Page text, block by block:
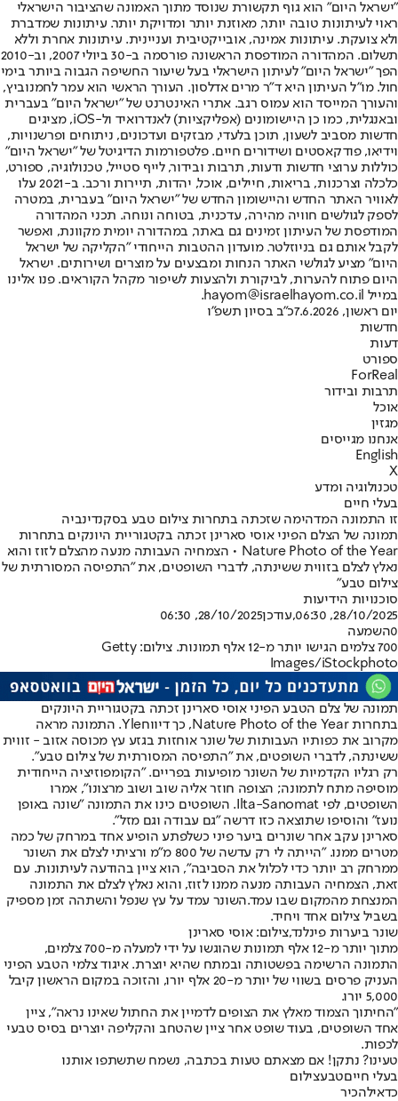
"ישראל היום" הוא גוף תקשורת שנוסד מתוך האמונה שהציבור הישראלי
ראוי לעיתונות טובה יותר, מאוזנת יותר ומדויקת יותר. עיתונות שמדברת
ולא צועקת. עיתונות אמינה, אובייקטיבית ועניינית. עיתונות אחרת וללא
תשלום. המהדורה המודפסת הראשונה פורסמה ב-30 ביולי 2007, וב-2010
הפך "ישראל היום" לעיתון הישראלי בעל שיעור החשיפה הגבוה ביותר בימי
חול. מו"ל העיתון היא ד"ר מרים אדלסון. העורך הראשי הוא עמר לחמנוביץ,
והעורך המייסד הוא עמוס רגב. אתרי האינטרנט של "ישראל היום" בעברית
ובאנגלית, כמו כן היישומונים (אפליקציות) לאנדרואיד ול-iOS, מציגים
חדשות מסביב לשעון, תוכן בלעדי, מבזקים ועדכונים, ניתוחים ופרשנויות,
וידיאו, פודקאסטים ושידורים חיים. פלטפורמות הדיגיטל של "ישראל היום"
כוללות ערוצי חדשות ודעות, תרבות ובידור, לייף סטייל, טכנולוגיה, ספורט,
כלכלה וצרכנות, בריאות, חיילים, אוכל, יהדות, תיירות ורכב. ב-2021 עלו
לאוויר האתר החדש והיישומון החדש של "ישראל היום" בעברית, במטרה
לספק לגולשים חוויה מהירה, עדכנית, בטוחה ונוחה. תכני המהדורה
המודפסת של העיתון זמינים גם באתר, במהדורה יומית מקוונת, ואפשר
לקבל אותם גם בניוזלטר. מועדון ההטבות הייחודי "הקליקה של ישראל
היום" מציע לגולשי האתר הנחות ומבצעים על מוצרים ושירותים. ישראל
היום פתוח להערות, לביקורת ולהצעות לשיפור מקהל הקוראים. פנו אלינו
במייל hayom@israelhayom.co.il.
יום ראשון, 7.6.2026
כ"ב בסיון תשפ"ו
חדשות
דעות
ספורט
ForReal
תרבות ובידור
אוכל
מגזין
אנחנו מגייסים
English
X
טכנולוגיה ומדע
בעלי חיים
זו התמונה המדהימה שזכתה בתחרות צילום טבע בסקנדינביה
תמונה של הצלם הפיני אוסי סארינן זכתה בקטגוריית היונקים בתחרות
Nature Photo of the Year • הצמחיה העבותה מנעה מהצלם לזוז והוא
נאלץ לצלם בזווית ששינתה, לדברי השופטים, את "התפיסה המסורתית של
צילום טבע"
סוכנויות הידיעות
28/10/2025, 06:30
,עודכן28/10/2025, 06:30
0השמעה
700 צלמים הגישו יותר מ-12 אלף תמונות. צילום: Getty
Images/iStockphoto
תמונה של צלם הטבע הפיני אוסי סארינן זכתה בקטגוריית היונקים
בתחרות Nature Photo of the Year, כך דיווח
Yle. התמונה מראה
מקרוב את כפותיו העבותות של שונר אוחזות בגזע עץ מכוסה אזוב - זווית
ששינתה, לדברי השופטים, את "התפיסה המסורתית של צילום טבע".
רק רגליו הקדמיות של השונר מופיעות בפריים. "הקומפוזיציה הייחודית
מוסיפה מתח לתמונה; הצופה חוזר אליה שוב ושוב מרצונו", אמרו
השופטים, לפי Ilta-Sanomat. השופטים כינו את התמונה "שונה באופן
נועז" והוסיפו שתוצאה כזו דרשה "גם עבודה וגם מזל".
סארינן עקב אחר שונרים ביער פיני כשלפתע הופיע אחד במרחק של כמה
מטרים ממנו. "הייתה לי רק עדשה של 800 מ"מ ורציתי לצלם את השונר
ממרחק רב יותר כדי לכלול את הסביבה", הוא ציין בהודעה לעיתונות. עם
זאת, הצמחיה העבותה מנעה ממנו לזוז, והוא נאלץ לצלם את התמונה
המנצחת מהמקום שבו עמד.השונר עמד על עץ שנפל והשתהה זמן מספיק
בשביל צילום אחד ויחיד.
שונר ביערות פינלנד,צילום: אוסי סארינן
מתוך יותר מ-12 אלף תמונות שהוגשו על ידי למעלה מ-700 צלמים,
התמונה הרשימה בפשטותה ובמתח שהיא יוצרת. איגוד צלמי הטבע הפיני
העניק פרסים בשווי של יותר מ-20 אלף יורו, והזוכה במקום הראשון קיבל
5,000 יורו.
"החיתוך הצמוד מאלץ את הצופים לדמיין את החתול שאינו נראה", ציין
אחד השופטים, בעוד שופט אחר ציין שהטחב והקליפה יוצרים בסיס טבעי
לכפות.
טעינו? נתקן! אם מצאתם טעות בכתבה, נשמח שתשתפו אותנו
בעלי חייםטבעצילום
כדאילהכיר